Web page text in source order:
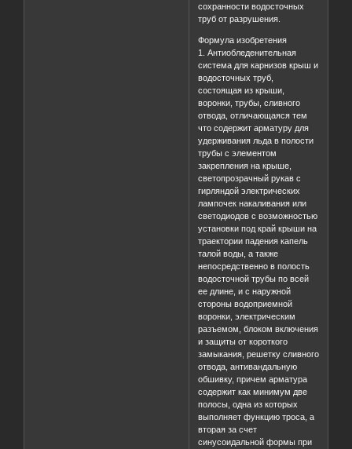
сохранности водосточных
труб от разрушения.
Формула изобретения
1. Антиобледенительная
система для карнизов крыш и
водосточных труб,
состоящая из крыши,
воронки, трубы, сливного
отвода, отличающаяся тем
что содержит арматуру для
удерживания льда в полости
трубы с элементом
закрепления на крыше,
светопрозрачный рукав с
гирляндой электрических
лампочек накаливания или
светодиодов с возможностью
установки под край крыши на
траектории падения капель
талой воды, а также
непосредственно в полость
водосточной трубы по всей
ее длине, и с наружной
стороны водоприемной
воронки, электрическим
разъемом, блоком включения
и защиты от короткого
замыкания, решетку сливного
отвода, антивандальную
обшивку, причем арматура
содержит как минимум две
полосы, одна из которых
выполняет функцию троса, а
вторая за счет
синусоидальной формы при